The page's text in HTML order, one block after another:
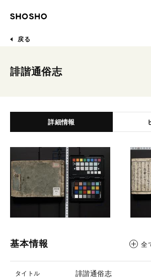
戻る
誹諧通俗志
詳細情報
基本情報 全
タイトル 誹諧通俗志